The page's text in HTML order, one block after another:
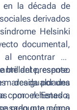
en la década de
derivados
Helsinki
documental,
encontrar en
del presente.
por el Estado,
que nunca
brillante, esposo
marcada por una
como rehenes a
pregunta cómo